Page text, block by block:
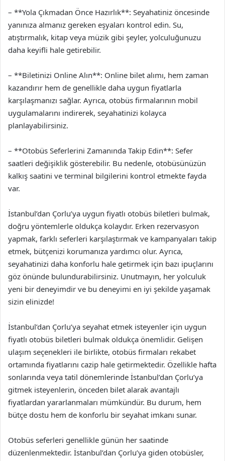
– **Yola Çıkmadan Önce Hazırlık**: Seyahatiniz öncesinde
yanınıza almanız gereken eşyaları kontrol edin. Su,
atıştırmalık, kitap veya müzik gibi şeyler, yolculuğunuzu
daha keyifli hale getirebilir.
– **Biletinizi Online Alın**: Online bilet alımı, hem zaman
kazandırır hem de genellikle daha uygun fiyatlarla
karşılaşmanızı sağlar. Ayrıca, otobüs firmalarının mobil
uygulamalarını indirerek, seyahatinizi kolayca
planlayabilirsiniz.
– **Otobüs Seferlerini Zamanında Takip Edin**: Sefer
saatleri değişiklik gösterebilir. Bu nedenle, otobüsünüzün
kalkış saatini ve terminal bilgilerini kontrol etmekte fayda
var.
İstanbul’dan Çorlu’ya uygun fiyatlı otobüs biletleri bulmak,
doğru yöntemlerle oldukça kolaydır. Erken rezervasyon
yapmak, farklı seferleri karşılaştırmak ve kampanyaları takip
etmek, bütçenizi korumanıza yardımcı olur. Ayrıca,
seyahatinizi daha konforlu hale getirmek için bazı ipuçlarını
göz önünde bulundurabilirsiniz. Unutmayın, her yolculuk
yeni bir deneyimdir ve bu deneyimi en iyi şekilde yaşamak
sizin elinizde!
İstanbul’dan Çorlu’ya seyahat etmek isteyenler için uygun
fiyatlı otobüs biletleri bulmak oldukça önemlidir. Gelişen
ulaşım seçenekleri ile birlikte, otobüs firmaları rekabet
ortamında fiyatlarını cazip hale getirmektedir. Özellikle hafta
sonlarında veya tatil dönemlerinde İstanbul’dan Çorlu’ya
gitmek isteyenlerin, önceden bilet alarak avantajlı
fiyatlardan yararlanmaları mümkündür. Bu durum, hem
bütçe dostu hem de konforlu bir seyahat imkanı sunar.
Otobüs seferleri genellikle günün her saatinde
düzenlenmektedir. İstanbul’dan Çorlu’ya giden otobüsler,